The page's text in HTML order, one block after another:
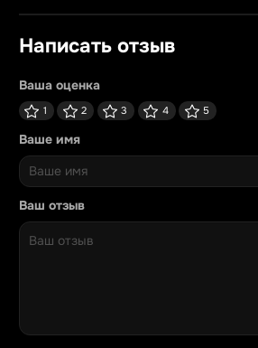
Написать отзыв
Ваша оценка
1 2 3 4 5
Ваше имя
Ваш отзыв